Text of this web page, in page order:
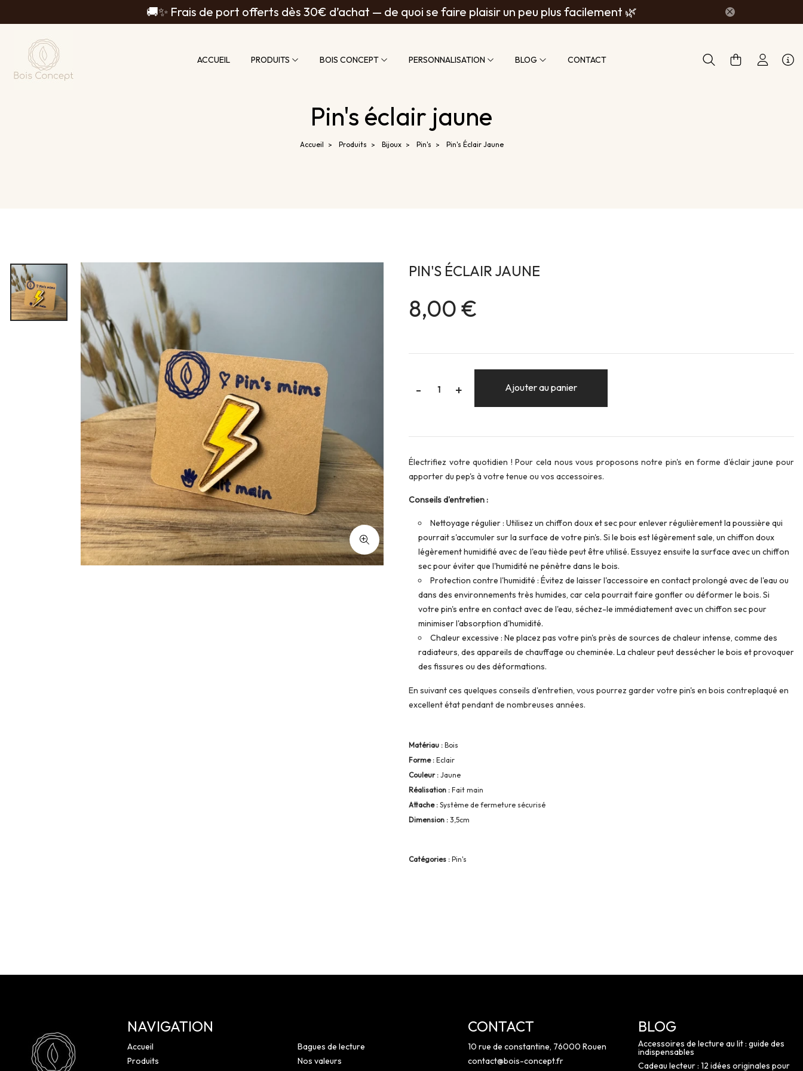
🚚✨ Frais de port offerts dès 30€ d’achat — de quoi se faire plaisir un peu plus facilement 🌿
ACCUEIL PRODUITS BOIS CONCEPT PERSONNALISATION BLOG CONTACT
Pin's éclair jaune
Accueil > Produits > Bijoux > Pin's > Pin's Éclair Jaune
PIN'S ÉCLAIR JAUNE
8,00 €
- + Ajouter au panier
Électrifiez votre quotidien ! Pour cela nous vous proposons notre pin's en forme d'éclair jaune pour
apporter du pep's à votre tenue ou vos accessoires.
Conseils d'entretien :
Nettoyage régulier : Utilisez un chiffon doux et sec pour enlever régulièrement la poussière qui
pourrait s'accumuler sur la surface de votre pin's. Si le bois est légèrement sale, un chiffon doux
légèrement humidifié avec de l'eau tiède peut être utilisé. Essuyez ensuite la surface avec un chiffon
sec pour éviter que l'humidité ne pénètre dans le bois.
Protection contre l'humidité : Évitez de laisser l'accessoire en contact prolongé avec de l'eau ou
dans des environnements très humides, car cela pourrait faire gonfler ou déformer le bois. Si
votre pin's entre en contact avec de l'eau, séchez-le immédiatement avec un chiffon sec pour
minimiser l'absorption d'humidité.
Chaleur excessive : Ne placez pas votre pin's près de sources de chaleur intense, comme des
radiateurs, des appareils de chauffage ou cheminée. La chaleur peut dessécher le bois et provoquer
des fissures ou des déformations.
En suivant ces quelques conseils d'entretien, vous pourrez garder votre pin's en bois contreplaqué en
excellent état pendant de nombreuses années.
Matériau : Bois
Forme : Eclair
Couleur : Jaune
Réalisation : Fait main
Attache : Système de fermeture sécurisé
Dimension : 3,5cm
Catégories : Pin's
NAVIGATION
Accueil
Bagues de lecture
Produits
Nos valeurs
CONTACT
10 rue de constantine, 76000 Rouen
contact@bois-concept.fr
BLOG
Accessoires de lecture au lit : guide des
indispensables
Cadeau lecteur : 12 idées originales pour